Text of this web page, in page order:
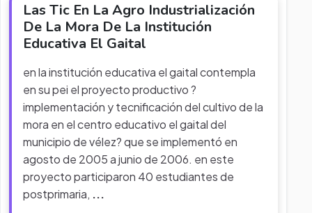
Las Tic En La Agro Industrialización
De La Mora De La Institución
Educativa El Gaital
en la institución educativa el gaital contempla
en su pei el proyecto productivo ?
implementación y tecnificación del cultivo de la
mora en el centro educativo el gaital del
municipio de vélez? que se implementó en
agosto de 2005 a junio de 2006. en este
proyecto participaron 40 estudiantes de
postprimaria, ...